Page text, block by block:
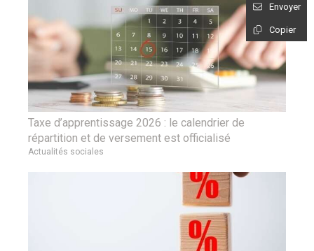
Taxe d’apprentissage 2026 : le calendrier de
répartition et de versement est officialisé
Actualités sociales
Envoyer
Copier